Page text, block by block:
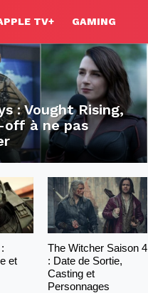
TV+ GAMING
: Vought Rising,
off à ne pas
et
The Witcher Saison 4
: Date de Sortie,
Casting et
Personnages